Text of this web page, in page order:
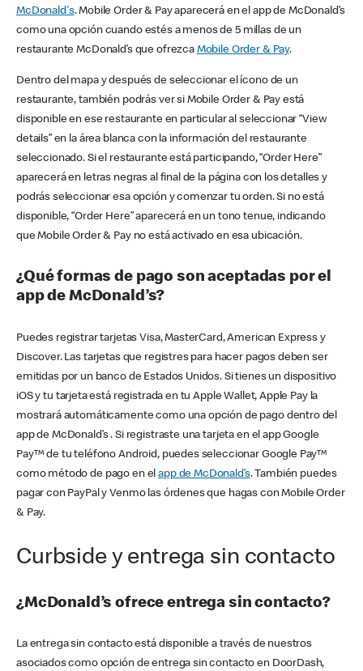
McDonald's. Mobile Order & Pay aparecerá en el app de McDonald’s
como una opción cuando estés a menos de 5 millas de un
restaurante McDonald’s que ofrezca Mobile Order & Pay.
Dentro del mapa y después de seleccionar el ícono de un
restaurante, también podrás ver si Mobile Order & Pay está
disponible en ese restaurante en particular al seleccionar “View
details” en la área blanca con la información del restaurante
seleccionado. Si el restaurante está participando, “Order Here”
aparecerá en letras negras al final de la página con los detalles y
podrás seleccionar esa opción y comenzar tu orden. Si no está
disponible, “Order Here” aparecerá en un tono tenue, indicando
que Mobile Order & Pay no está activado en esa ubicación.
¿Qué formas de pago son aceptadas por el
app de McDonald’s?
Puedes registrar tarjetas Visa, MasterCard, American Express y
Discover. Las tarjetas que registres para hacer pagos deben ser
emitidas por un banco de Estados Unidos. Si tienes un dispositivo
iOS y tu tarjeta está registrada en tu Apple Wallet, Apple Pay la
mostrará automáticamente como una opción de pago dentro del
app de McDonald’s . Si registraste una tarjeta en el app Google
Pay™ de tu teléfono Android, puedes seleccionar Google Pay™
como método de pago en elapp de McDonald’s. También puedes
pagar con PayPal y Venmo las órdenes que hagas con Mobile Order
& Pay.
Curbside y entrega sin contacto
¿McDonald’s ofrece entrega sin contacto?
La entrega sin contacto está disponible a través de nuestros
asociados como opción de entrega sin contacto en DoorDash,